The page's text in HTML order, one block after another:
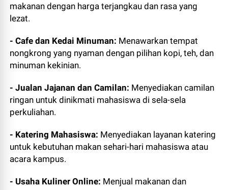
makanan dengan harga terjangkau dan rasa yang
lezat.
- Cafe dan Kedai Minuman: Menawarkan tempat
nongkrong yang nyaman dengan pilihan kopi, teh, dan
minuman kekinian.
- Jualan Jajanan dan Camilan: Menyediakan camilan
ringan untuk dinikmati mahasiswa di sela-sela
perkuliahan.
- Katering Mahasiswa: Menyediakan layanan katering
untuk kebutuhan makan sehari-hari mahasiswa atau
acara kampus.
- Usaha Kuliner Online: Menjual makanan dan